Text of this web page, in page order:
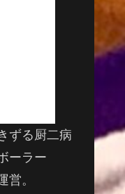
ずる厨二病
ーラー
営。